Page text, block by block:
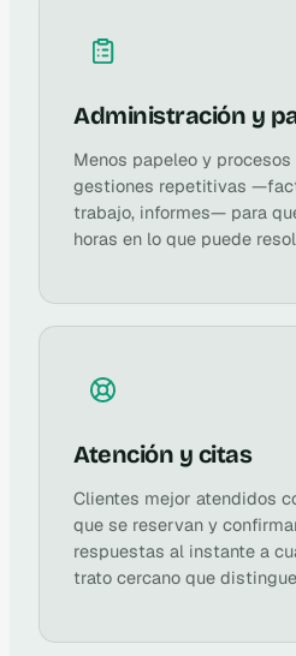
Administración y
Menos papeleo y
gestiones repetitivas
trabajo, informes— para
horas en lo que puede
Atención y citas
Clientes mejor atendidos
que se reservan y
respuestas al instante a
trato cercano que